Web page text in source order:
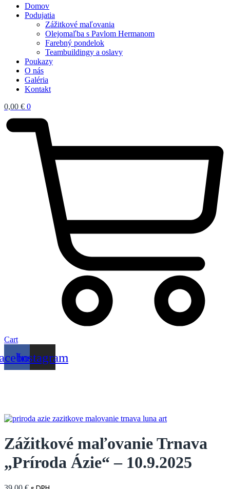
Domov
Podujatia
Zážitkové maľovania
Olejomaľba s Pavlom Hermanom
Farebný pondelok
Teambuildingy a oslavy
Poukazy
O nás
Galéria
Kontakt
0,00 € 0
Cart
Instagram
Zážitkové maľovanie Trnava
„Príroda Ázie“ – 10.9.2025